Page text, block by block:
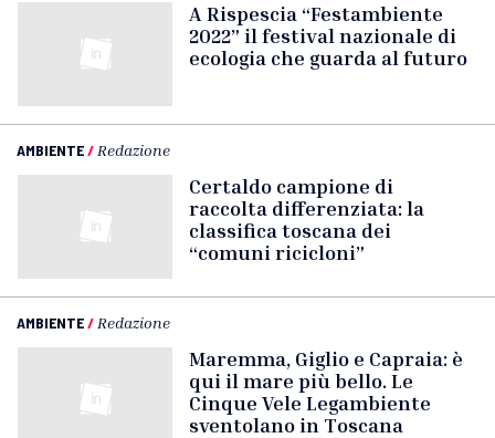
A Rispescia “Festambiente
2022” il festival nazionale di
ecologia che guarda al futuro
AMBIENTE/ Redazione
Certaldo campione di
raccolta differenziata: la
classifica toscana dei
“comuni ricicloni”
AMBIENTE/ Redazione
Maremma, Giglio e Capraia: è
qui il mare più bello. Le
Cinque Vele Legambiente
sventolano in Toscana